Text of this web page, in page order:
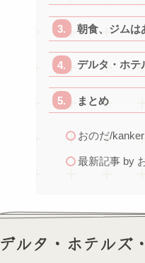
朝食、ジムは
デルタ・ホテ
まとめ
おのだ/
最新記事 by
デルタ・ホテルズ